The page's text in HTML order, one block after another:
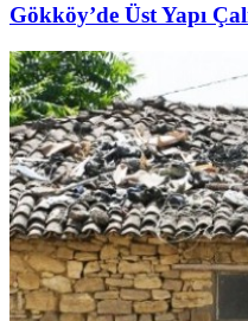
Gökköy’de Üst Yapı